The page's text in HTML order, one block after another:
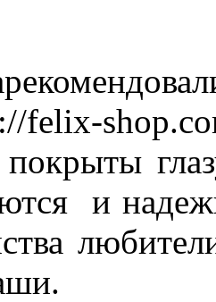
felix-
покрыты
и